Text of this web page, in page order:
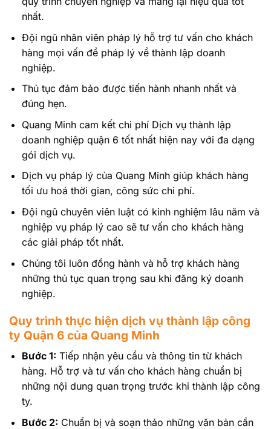
nhất.
Đội ngũ nhân viên pháp lý hỗ trợ tư vấn cho khách
hàng mọi vấn đề pháp lý về thành lập doanh
nghiệp.
Thủ tục đảm bảo được tiến hành nhanh nhất và
đúng hẹn.
Quang Minh cam kết chi phí Dịch vụ thành lập
doanh nghiệp quận 6 tốt nhất hiện nay với đa dạng
gói dịch vụ.
Dịch vụ pháp lý của Quang Minh giúp khách hàng
tối ưu hoá thời gian, công sức chi phí.
Đội ngũ chuyên viên luật có kinh nghiệm lâu năm và
nghiệp vụ pháp lý cao sẽ tư vấn cho khách hàng
các giải pháp tốt nhất.
Chúng tôi luôn đồng hành và hỗ trợ khách hàng
những thủ tục quan trọng sau khi đăng ký doanh
nghiệp.
Quy trình thực hiện dịch vụ thành lập công
ty Quận 6 của Quang Minh
Bước 1: Tiếp nhận yêu cầu và thông tin từ khách
hàng. Hỗ trợ và tư vấn cho khách hàng chuẩn bị
những nội dung quan trọng trước khi thành lập công
ty.
Bước 2: Chuẩn bị và soạn thảo những văn bản cần